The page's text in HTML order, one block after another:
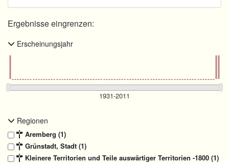
Ergebnisse eingrenzen:
Erscheinungsjahr
Regionen
Aremberg (1)
Grünstadt, Stadt (1)
Kleinere Territorien und Teile auswärtiger Territorien -1800 (1)